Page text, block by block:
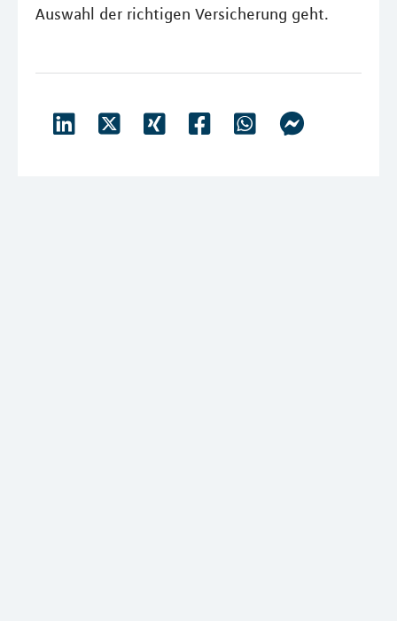
Auswahl der richtigen Versicherung geht.